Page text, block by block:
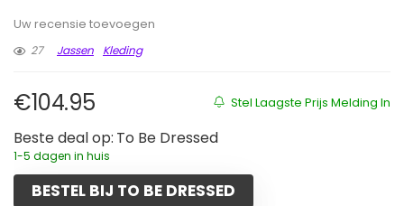
Uw recensie toevoegen
27
Jassen Kleding
Stel Laagste Prijs Melding In
€104.95
Beste deal op: To Be Dressed
1-5 dagen in huis
BESTEL BIJ TO BE DRESSED